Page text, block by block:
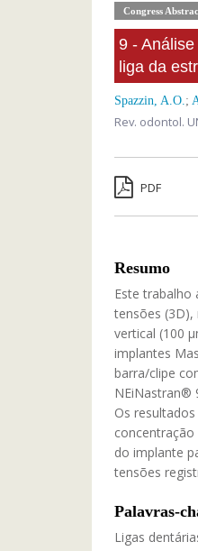
Congress
9 -
liga da
Spazzin, A.O.;
Rev. odontol.
PDF
Resumo
Este trabalho
tensões
vertical (100
implantes
barra/clipe
NEiNastran®
Os
do implante
tensões
Palavras-
Ligas